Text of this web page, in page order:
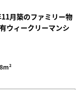
月築のファミリー物
ウィークリーマンシ